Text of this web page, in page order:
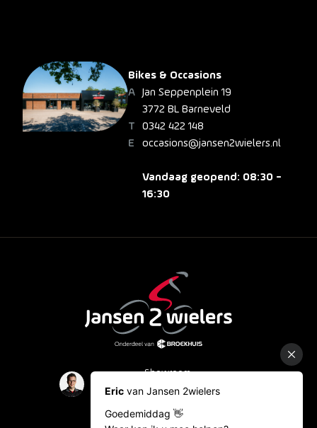
Bikes & Occasions
Jan Seppenplein 19
3772 BL Barneveld
0342 422 148
occasions@jansen2wielers.nl
Vandaag geopend: 08:30 -
16:30
Showroom
Occasions